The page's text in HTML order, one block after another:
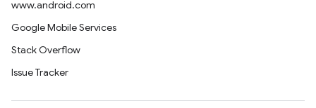
www.android.com
Google Mobile Services
Stack Overflow
Issue Tracker